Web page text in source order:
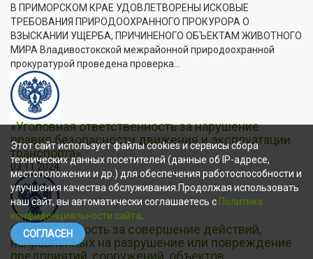
В ПРИМОРСКОМ КРАЕ УДОВЛЕТВОРЕНЫ ИСКОВЫЕ
ТРЕБОВАНИЯ ПРИРОДООХРАННОГО ПРОКУРОРА О
ВЗЫСКАНИИ УЩЕРБА, ПРИЧИНЕНОГО ОБЪЕКТАМ ЖИВОТНОГО
МИРА Владивостокской межрайонной природоохранной
прокуратурой проведена проверка...
«Уголовная ответственность за нарушение
правил безопасности движения и эксплуатации
транспорта»
03.11.2024
Ответственность за совершение действий,
направленных на разрушение или повреждение
предприятий, сооружений, объектов
Этот сайт использует файлы cookies и сервисы сбора
технических данных посетителей (данные об IP-адресе,
местоположении и др.) для обеспечения работоспособности и
улучшения качества обслуживания.Продолжая использовать
наш сайт, вы автоматически соглашаетесь с Политика
конфиденциальности сайта
СОГЛАСЕН